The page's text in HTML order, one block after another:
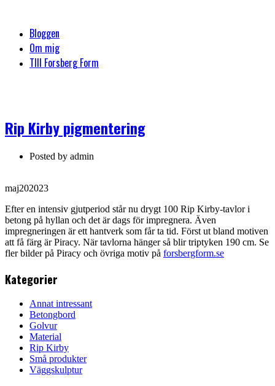
Bloggen
Om mig
TIll Forsberg Form
Rip Kirby pigmentering
Posted by admin
maj202023
Efter en intensiv gjutperiod står nu drygt 100 Rip Kirby-tavlor i
betong på hyllan och det är dags för impregnera. Även
impregneringen är ett hantverk som får ta tid. Först ut bland motiven
att få färg är Piracy. När tavlorna hänger så blir triptyken 190 cm. Se
fler bilder på Piracy och övriga motiv på forsbergform.se
Kategorier
Annat intressant
Betongbord
Golvur
Material
Rip Kirby
Små produkter
Väggskulptur